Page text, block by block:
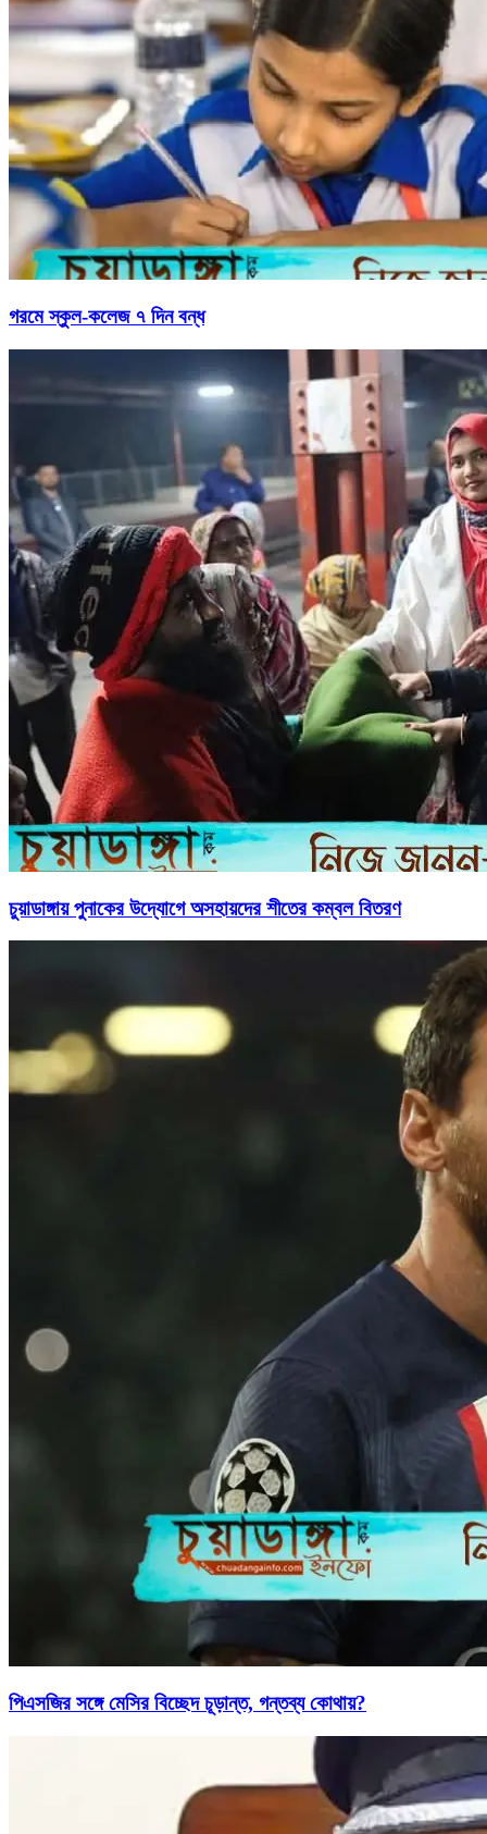
গরমে স্কুল-কলেজ ৭ দিন বন্ধ
চুয়াডাঙ্গায় পুনাকের উদ্যোগে অসহায়দের শীতের কম্বল বিতরণ
পিএসজির সঙ্গে মেসির বিচ্ছেদ চূড়ান্ত, গন্তব্য কোথায়?